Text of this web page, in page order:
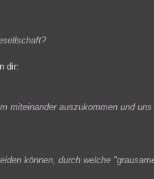
dir:
miteinander auszukommen und
können, durch welche